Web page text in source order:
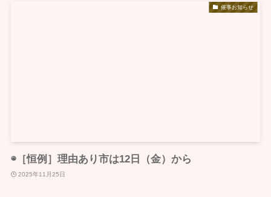
催事お知らせ
◉［恒例］理由あり市は12日（金）から
2025年11月25日